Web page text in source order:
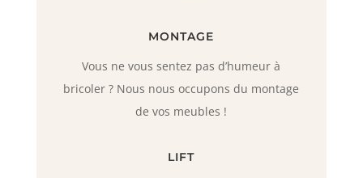
MONTAGE
Vous ne vous sentez pas d’humeur à
bricoler ? Nous nous occupons du montage
de vos meubles !
LIFT